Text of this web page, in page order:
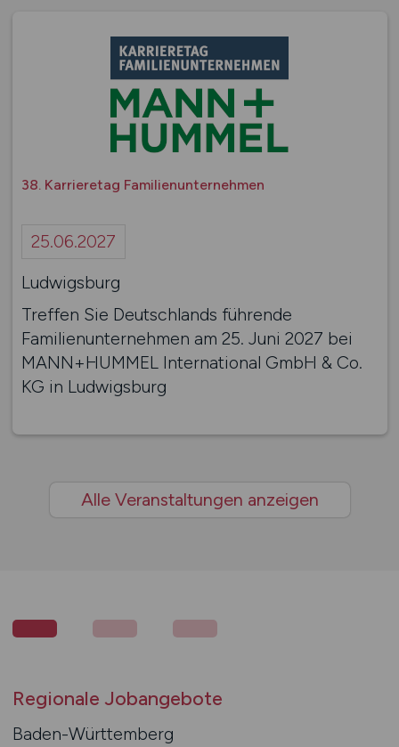
38. Karrieretag Familienunternehmen
25.06.2027
Ludwigsburg
Treffen Sie Deutschlands führende
Familienunternehmen am 25. Juni 2027 bei
MANN+HUMMEL International GmbH & Co.
KG in Ludwigsburg
Alle Veranstaltungen anzeigen
Regionale Jobangebote
Baden-Württemberg